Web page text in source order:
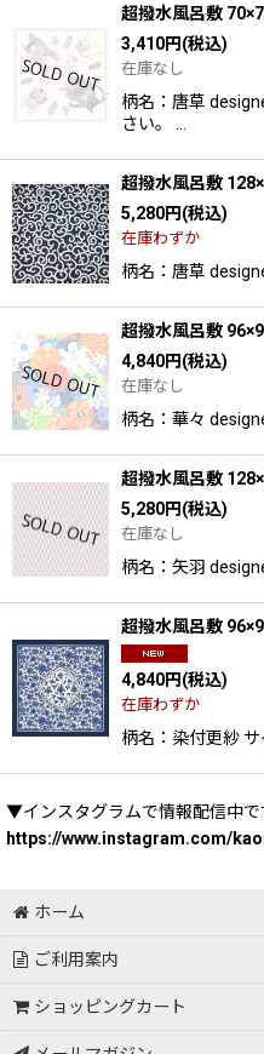
超撥水風呂敷
3,410円(税込)
在庫なし
柄名：唐草
さい。 …
超撥水風呂敷
5,280円(税込)
在庫わずか
柄名：唐草
超撥水風呂敷
4,840円(税込)
在庫なし
柄名：華々
超撥水風呂敷
5,280円(税込)
在庫なし
柄名：矢羽
超撥水風呂敷
4,840円(税込)
在庫わずか
柄名：染付更紗
▼インスタグラムで情報配信中で
https://www.instagram.com/
ホーム
ご利用案内
ショッピングカート